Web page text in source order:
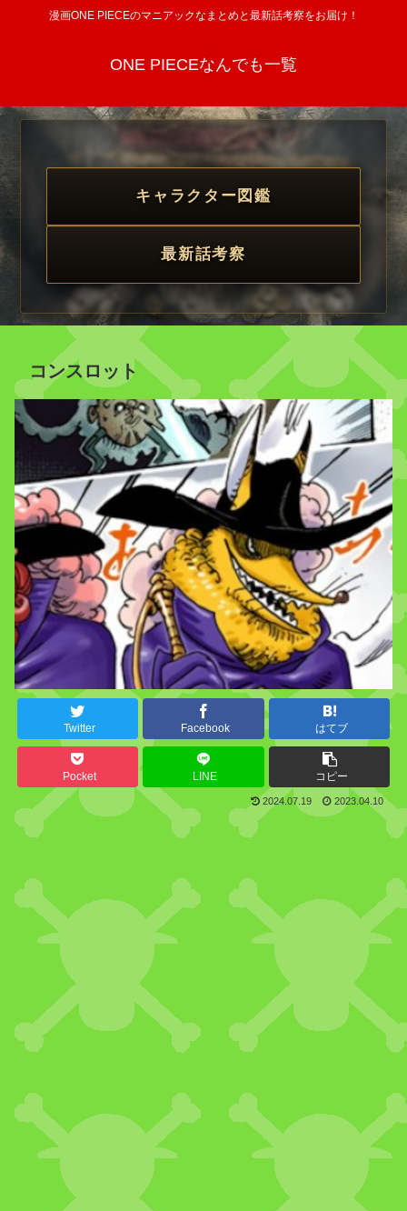
漫画ONE PIECEのマニアックなまとめと最新話考察をお届け！
ONE PIECEなんでも一覧
キャラクター図鑑
最新話考察
コンスロット
Twitter Facebook はてブ
Pocket LINE コピー
2024.07.19 2023.04.10